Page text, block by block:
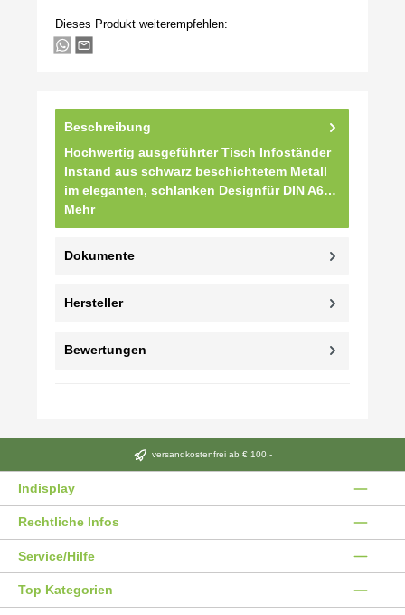
Dieses Produkt weiterempfehlen:
Beschreibung
Hochwertig ausgeführter Tisch Infoständer
Instand aus schwarz beschichtetem Metall
im eleganten, schlanken Designfür DIN A6…
Mehr
Dokumente
Hersteller
Bewertungen
versandkostenfrei ab € 100,-
Indisplay
Rechtliche Infos
Service/Hilfe
Top Kategorien